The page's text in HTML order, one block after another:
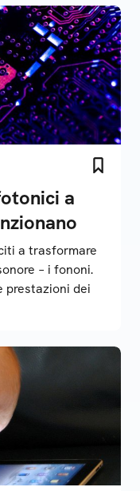
a
a trasformare
– i fononi.
prestazioni dei